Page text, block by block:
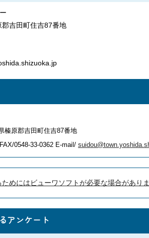
吉田町住吉87番地
榛原郡吉田町住吉87番地
FAX/0548-33-0362 E-mail/
めにはビューワソフトが必要な場合があり
アンケート